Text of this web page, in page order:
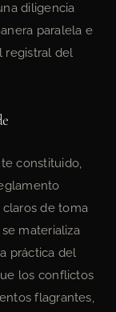
diligencia
paralela e
registral del
constituido,
de toma
materializa
práctica del
los conflictos
flagrantes,